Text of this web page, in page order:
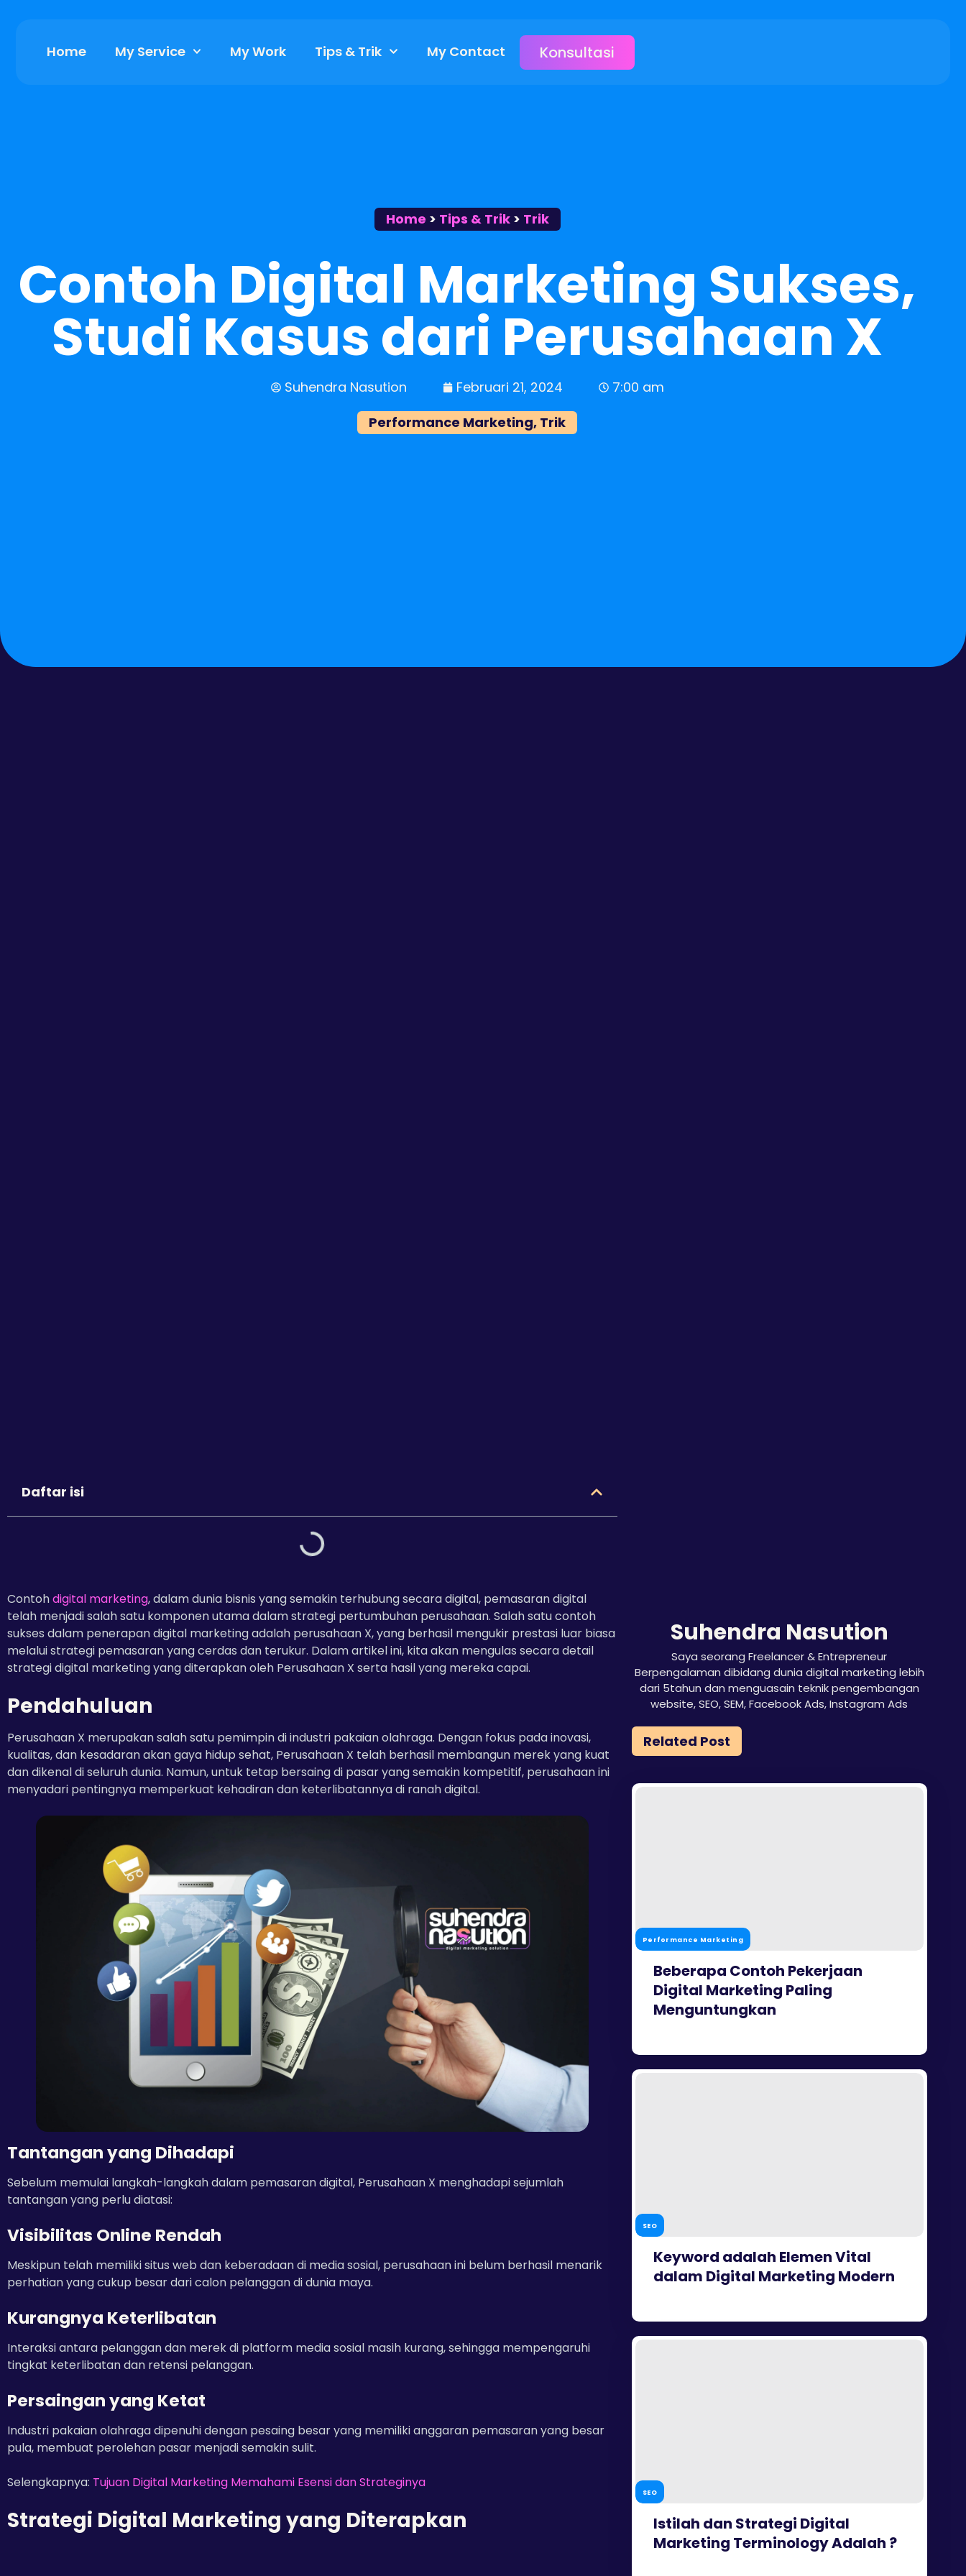
Home My Service My Work Tips & Trik My Contact Konsultasi
Home > Tips & Trik> Trik
Contoh Digital Marketing Sukses,
Studi Kasus dari Perusahaan X
Suhendra Nasution Februari 21, 2024
7:00 am
Performance Marketing, Trik
Daftar isi
Contohdigital marketing, dalam dunia bisnis yang semakin terhubung secara digital, pemasaran digital
telah menjadi salah satu komponen utama dalam strategi pertumbuhan perusahaan. Salah satu contoh
sukses dalam penerapan digital marketing adalah perusahaan X, yang berhasil mengukir prestasi luar biasa
melalui strategi pemasaran yang cerdas dan terukur. Dalam artikel ini, kita akan mengulas secara detail
strategi digital marketing yang diterapkan oleh Perusahaan X serta hasil yang mereka capai.
Pendahuluan
Perusahaan X merupakan salah satu pemimpin di industri pakaian olahraga. Dengan fokus pada inovasi,
kualitas, dan kesadaran akan gaya hidup sehat, Perusahaan X telah berhasil membangun merek yang kuat
dan dikenal di seluruh dunia. Namun, untuk tetap bersaing di pasar yang semakin kompetitif, perusahaan ini
menyadari pentingnya memperkuat kehadiran dan keterlibatannya di ranah digital.
Tantangan yang Dihadapi
Sebelum memulai langkah-langkah dalam pemasaran digital, Perusahaan X menghadapi sejumlah
tantangan yang perlu diatasi:
Visibilitas Online Rendah
Meskipun telah memiliki situs web dan keberadaan di media sosial, perusahaan ini belum berhasil menarik
perhatian yang cukup besar dari calon pelanggan di dunia maya.
Kurangnya Keterlibatan
Interaksi antara pelanggan dan merek di platform media sosial masih kurang, sehingga mempengaruhi
tingkat keterlibatan dan retensi pelanggan.
Persaingan yang Ketat
Industri pakaian olahraga dipenuhi dengan pesaing besar yang memiliki anggaran pemasaran yang besar
pula, membuat perolehan pasar menjadi semakin sulit.
Selengkapnya: Tujuan Digital Marketing Memahami Esensi dan Strateginya
Strategi Digital Marketing yang Diterapkan
Suhendra Nasution
Saya seorang Freelancer & Entrepreneur
Berpengalaman dibidang dunia digital marketing lebih
dari 5tahun dan menguasain teknik pengembangan
website, SEO, SEM, Facebook Ads, Instagram Ads
Related Post
Performance Marketing
Beberapa Contoh Pekerjaan
Digital Marketing Paling
Menguntungkan
SEO
Keyword adalah Elemen Vital
dalam Digital Marketing Modern
SEO
Istilah dan Strategi Digital
Marketing Terminology Adalah ?